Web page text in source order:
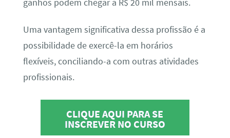
ganhos podem chegar a R$ 20 mil mensais.
Uma vantagem significativa dessa profissão é a
possibilidade de exercê-la em horários
flexíveis, conciliando-a com outras atividades
profissionais.
CLIQUE AQUI PARA SE
INSCREVER NO CURSO